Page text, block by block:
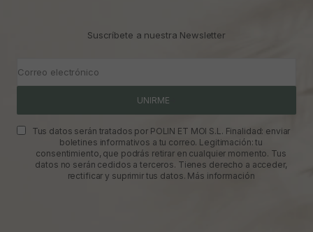
Suscríbete a nuestra Newsletter
Correo electrónico
UNIRME
Tus datos serán tratados por POLIN ET MOI S.L. Finalidad: enviar
boletines informativos a tu correo. Legitimación: tu
consentimiento, que podrás retirar en cualquier momento. Tus
datos no serán cedidos a terceros. Tienes derecho a acceder,
rectificar y suprimir tus datos. Más información